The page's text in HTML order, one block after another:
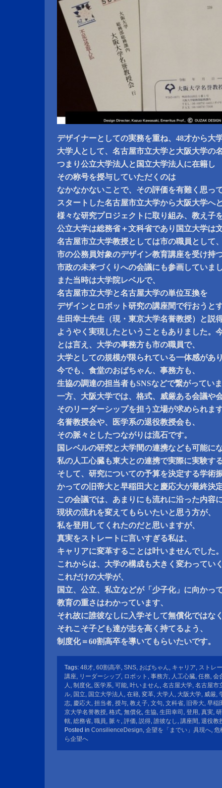
デザイナーとしての実務を重ね、48才から大
大学人として、名古屋市立大学と大阪大学の
つまり公立大学法人と国立大学法人に在籍し
その称号を授与していただくのは
なかなかないことで、その評価を有難く思っ
スタートした名古屋市立大学から大阪大学へ
様々な研究プロジェクトに取り組み、教え子
公立大学は総務省＋文科省であり国立大学は
名古屋市立大学教授としては市の職員として
市の公務員対象のデザイン教育講座を受け持
市政の未来づくりへの会議にも参画していま
また当時は大学院レベルで、
名古屋市立大学と名古屋大学の単位互換を
デザインとロボット研究の講座間で行おうと
生田幸士先生（現・東京大学名誉教授）と説
ようやく実現したということもありました。
とは言え、大学の事務方も市の職員で、
大学としての規模が限られている一体感があ
今でも、食堂のおばちゃん、事務方も、
生協の調達の担当者もSNSなどで繋がってい
一方、大阪大学では、格式、威厳ある会議や
そのリーダーシップを担う立場が求められま
名誉教授会や、医学系の退役教授会も、
その脈々としたつながりは流石です。
国レベルの研究と大学間の連携なども可能に
私の人工心臓も東大との連携で実際に実験す
そして、研究についての予算を決定する学術
かっての旧帝大と早稲田大と慶応大が最終決
この会議では、あまりにも流れに沿った内容
現状の流れを変えてもらいたいと思う方が、
私を登用してくれたのだと思いますが、
真実をストレートに言いすぎる私は、
キャリアに変革することは叶いませんでした
これからは、大学の構成も大きく変わってい
これだけの大学が、
国立、公立、私立などが「少子化」に向かっ
教育の重さはわかっています、
それ故に誰彼なしに入学そして無償化ではな
それこそ子ども達が志を高く持てるよう、
制度化＝60割高卒を導いてもらいたいです。
Tags: 48才, 60割高卒, SNS, おばちゃん, キャリア, ストレ
講座, リーダーシップ, ロボット , 事務方, 人工心臓, 任務, 会
人 , 制度化, 医学系, 可能, 叶いません, 名古屋大学, 名古屋市
ル, 国立, 国立大学法人 , 在籍, 変革, 大学人 , 大阪大学, 威厳,
志, 慶応大, 担当者, 授与, 教え子, 文句, 文科省, 旧帝大, 早稲
京大学名誉教授, 格式, 無償化, 生協, 生田幸司 , 登用 , 真実,
轄, 総務省, 職員, 脈々 , 評価, 説得, 誰彼なし , 講座間 , 退役教
Posted in ConsilienceDesign, 企望を「までい」具現へ, 危
ら企望へ